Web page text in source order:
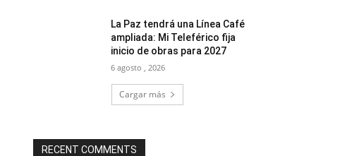
La Paz tendrá una Línea Café
ampliada: Mi Teleférico fija
inicio de obras para 2027
6 agosto , 2026
Cargar más
RECENT COMMENTS